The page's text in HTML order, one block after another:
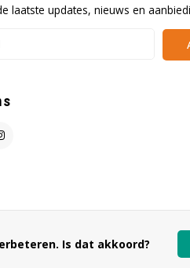
laatste updates, nieuws en
Is dat akkoord?